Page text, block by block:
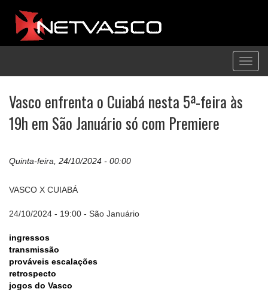
Vasco enfrenta o Cuiabá nesta 5ª-feira às
19h em São Januário só com Premiere
Quinta-feira, 24/10/2024 - 00:00
VASCO X CUIABÁ
24/10/2024 - 19:00 - São Januário
ingressos
transmissão
prováveis escalações
retrospecto
jogos do Vasco